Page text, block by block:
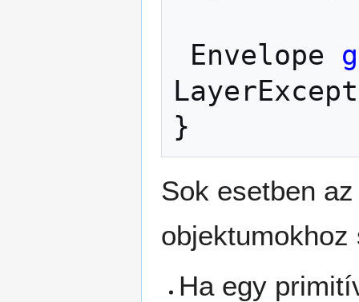
Envelope
}
Sok esetben
Ha egy